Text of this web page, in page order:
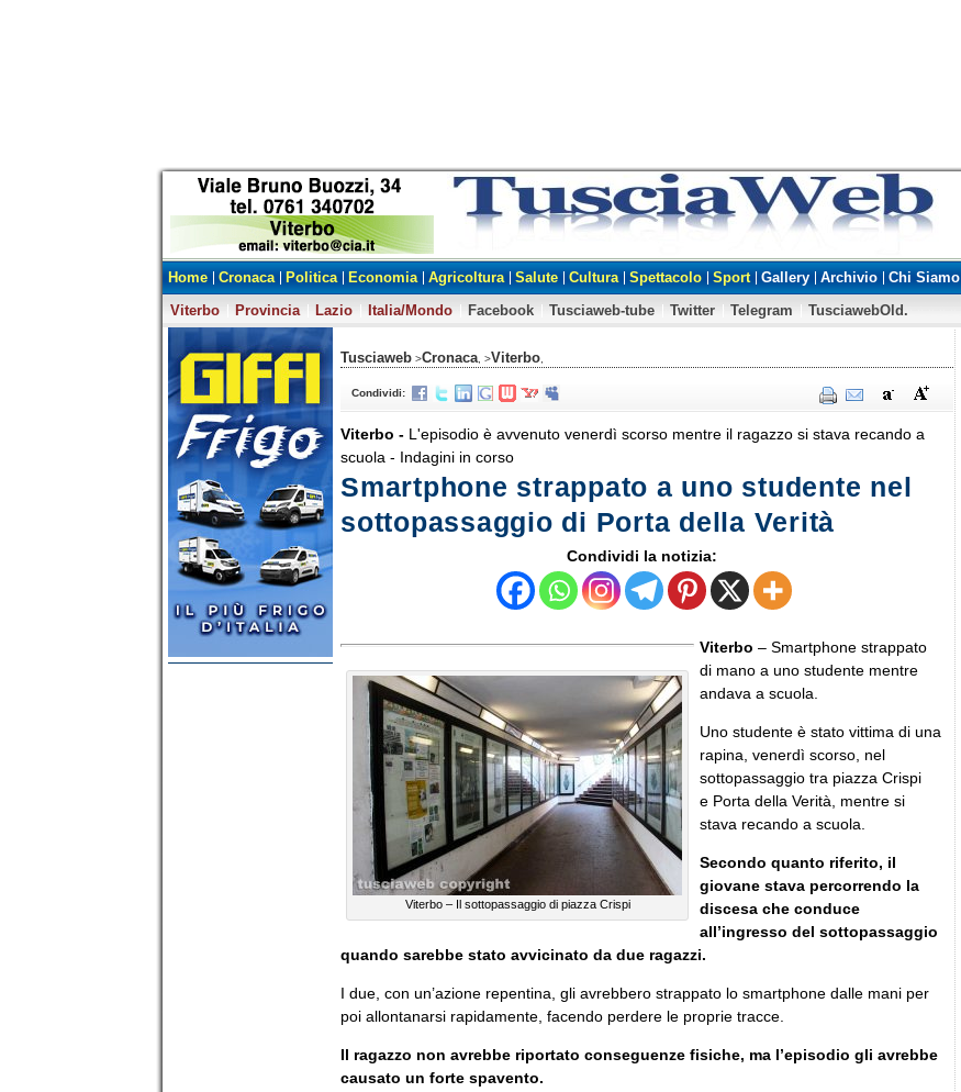
Home Cronaca Politica Economia Agricoltura Salute Cultura Spettacolo Sport Gallery Archivio
Chi Siamo
Viterbo
Provincia Lazio Italia/Mondo Facebook Tusciaweb-tube Twitter Telegram TusciawebOld.
Tusciaweb >Cronaca , >Viterbo
Condividi:
Viterbo - L'episodio è avvenuto venerdì scorso mentre il ragazzo si stava recando a
scuola - Indagini in corso
Smartphone strappato a uno studente nel
sottopassaggio di Porta della Verità
Condividi la notizia:
Viterbo – Il sottopassaggio di piazza Crispi
Viterbo – Smartphone strappato
di mano a uno studente mentre
andava a scuola.
Uno studente è stato vittima di una
rapina, venerdì scorso, nel
sottopassaggio tra piazza Crispi
e Porta della Verità, mentre si
stava recando a scuola.
Secondo quanto riferito, il
giovane stava percorrendo la
discesa che conduce
all’ingresso del sottopassaggio
quando sarebbe stato avvicinato da due ragazzi.
I due, con un’azione repentina, gli avrebbero strappato lo smartphone dalle mani per
poi allontanarsi rapidamente, facendo perdere le proprie tracce.
Il ragazzo non avrebbe riportato conseguenze fisiche, ma l’episodio gli avrebbe
causato un forte spavento.